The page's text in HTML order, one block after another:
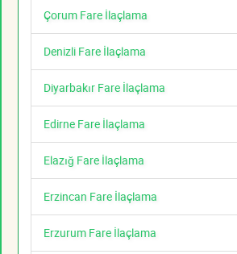
Çorum Fare İlaçlama
Denizli Fare İlaçlama
Diyarbakır Fare İlaçlama
Edirne Fare İlaçlama
Elazığ Fare İlaçlama
Erzincan Fare İlaçlama
Erzurum Fare İlaçlama